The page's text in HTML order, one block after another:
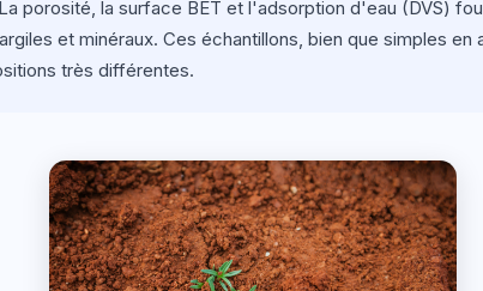
porosité, la surface BET et l'adsorption d'eau (DVS)
et minéraux. Ces échantillons, bien que simples
très différentes.